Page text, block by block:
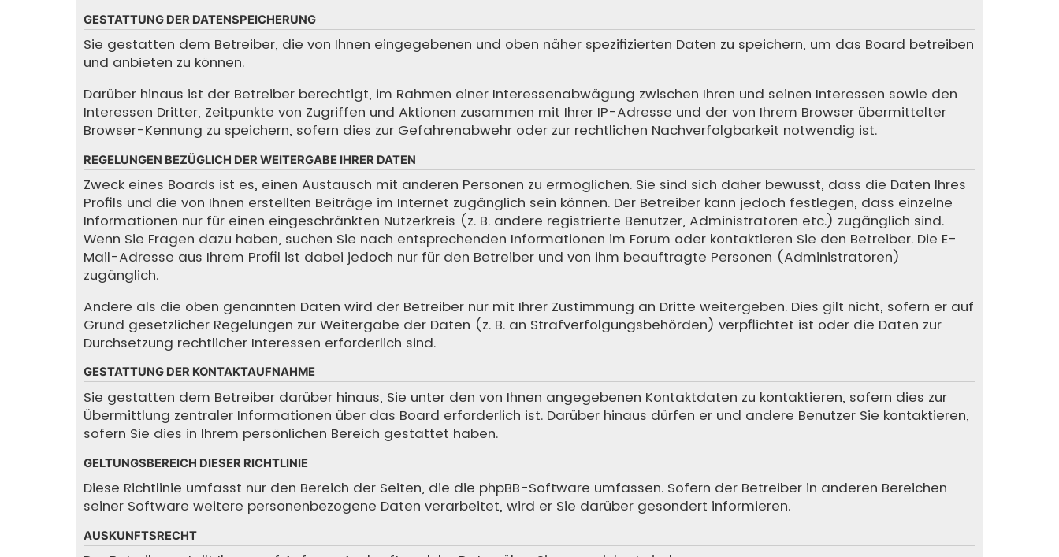
GESTATTUNG DER DATENSPEICHERUNG
Sie gestatten dem Betreiber, die von Ihnen eingegebenen und oben näher spezifizierten Daten zu speichern, um das Board betreiben
und anbieten zu können.
Darüber hinaus ist der Betreiber berechtigt, im Rahmen einer Interessenabwägung zwischen Ihren und seinen Interessen sowie den
Interessen Dritter, Zeitpunkte von Zugriffen und Aktionen zusammen mit Ihrer IP-Adresse und der von Ihrem Browser übermittelter
Browser-Kennung zu speichern, sofern dies zur Gefahrenabwehr oder zur rechtlichen Nachverfolgbarkeit notwendig ist.
REGELUNGEN BEZÜGLICH DER WEITERGABE IHRER DATEN
Zweck eines Boards ist es, einen Austausch mit anderen Personen zu ermöglichen. Sie sind sich daher bewusst, dass die Daten Ihres
Profils und die von Ihnen erstellten Beiträge im Internet zugänglich sein können. Der Betreiber kann jedoch festlegen, dass einzelne
Informationen nur für einen eingeschränkten Nutzerkreis (z. B. andere registrierte Benutzer, Administratoren etc.) zugänglich sind.
Wenn Sie Fragen dazu haben, suchen Sie nach entsprechenden Informationen im Forum oder kontaktieren Sie den Betreiber. Die E-
Mail-Adresse aus Ihrem Profil ist dabei jedoch nur für den Betreiber und von ihm beauftragte Personen (Administratoren)
zugänglich.
Andere als die oben genannten Daten wird der Betreiber nur mit Ihrer Zustimmung an Dritte weitergeben. Dies gilt nicht, sofern er auf
Grund gesetzlicher Regelungen zur Weitergabe der Daten (z. B. an Strafverfolgungsbehörden) verpflichtet ist oder die Daten zur
Durchsetzung rechtlicher Interessen erforderlich sind.
GESTATTUNG DER KONTAKTAUFNAHME
Sie gestatten dem Betreiber darüber hinaus, Sie unter den von Ihnen angegebenen Kontaktdaten zu kontaktieren, sofern dies zur
Übermittlung zentraler Informationen über das Board erforderlich ist. Darüber hinaus dürfen er und andere Benutzer Sie kontaktieren,
sofern Sie dies in Ihrem persönlichen Bereich gestattet haben.
GELTUNGSBEREICH DIESER RICHTLINIE
Diese Richtlinie umfasst nur den Bereich der Seiten, die die phpBB-Software umfassen. Sofern der Betreiber in anderen Bereichen
seiner Software weitere personenbezogene Daten verarbeitet, wird er Sie darüber gesondert informieren.
AUSKUNFTSRECHT